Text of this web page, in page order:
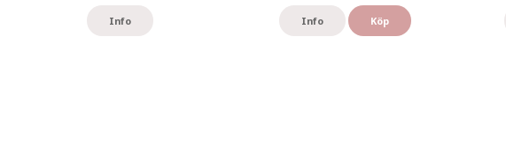
Info Info Köp